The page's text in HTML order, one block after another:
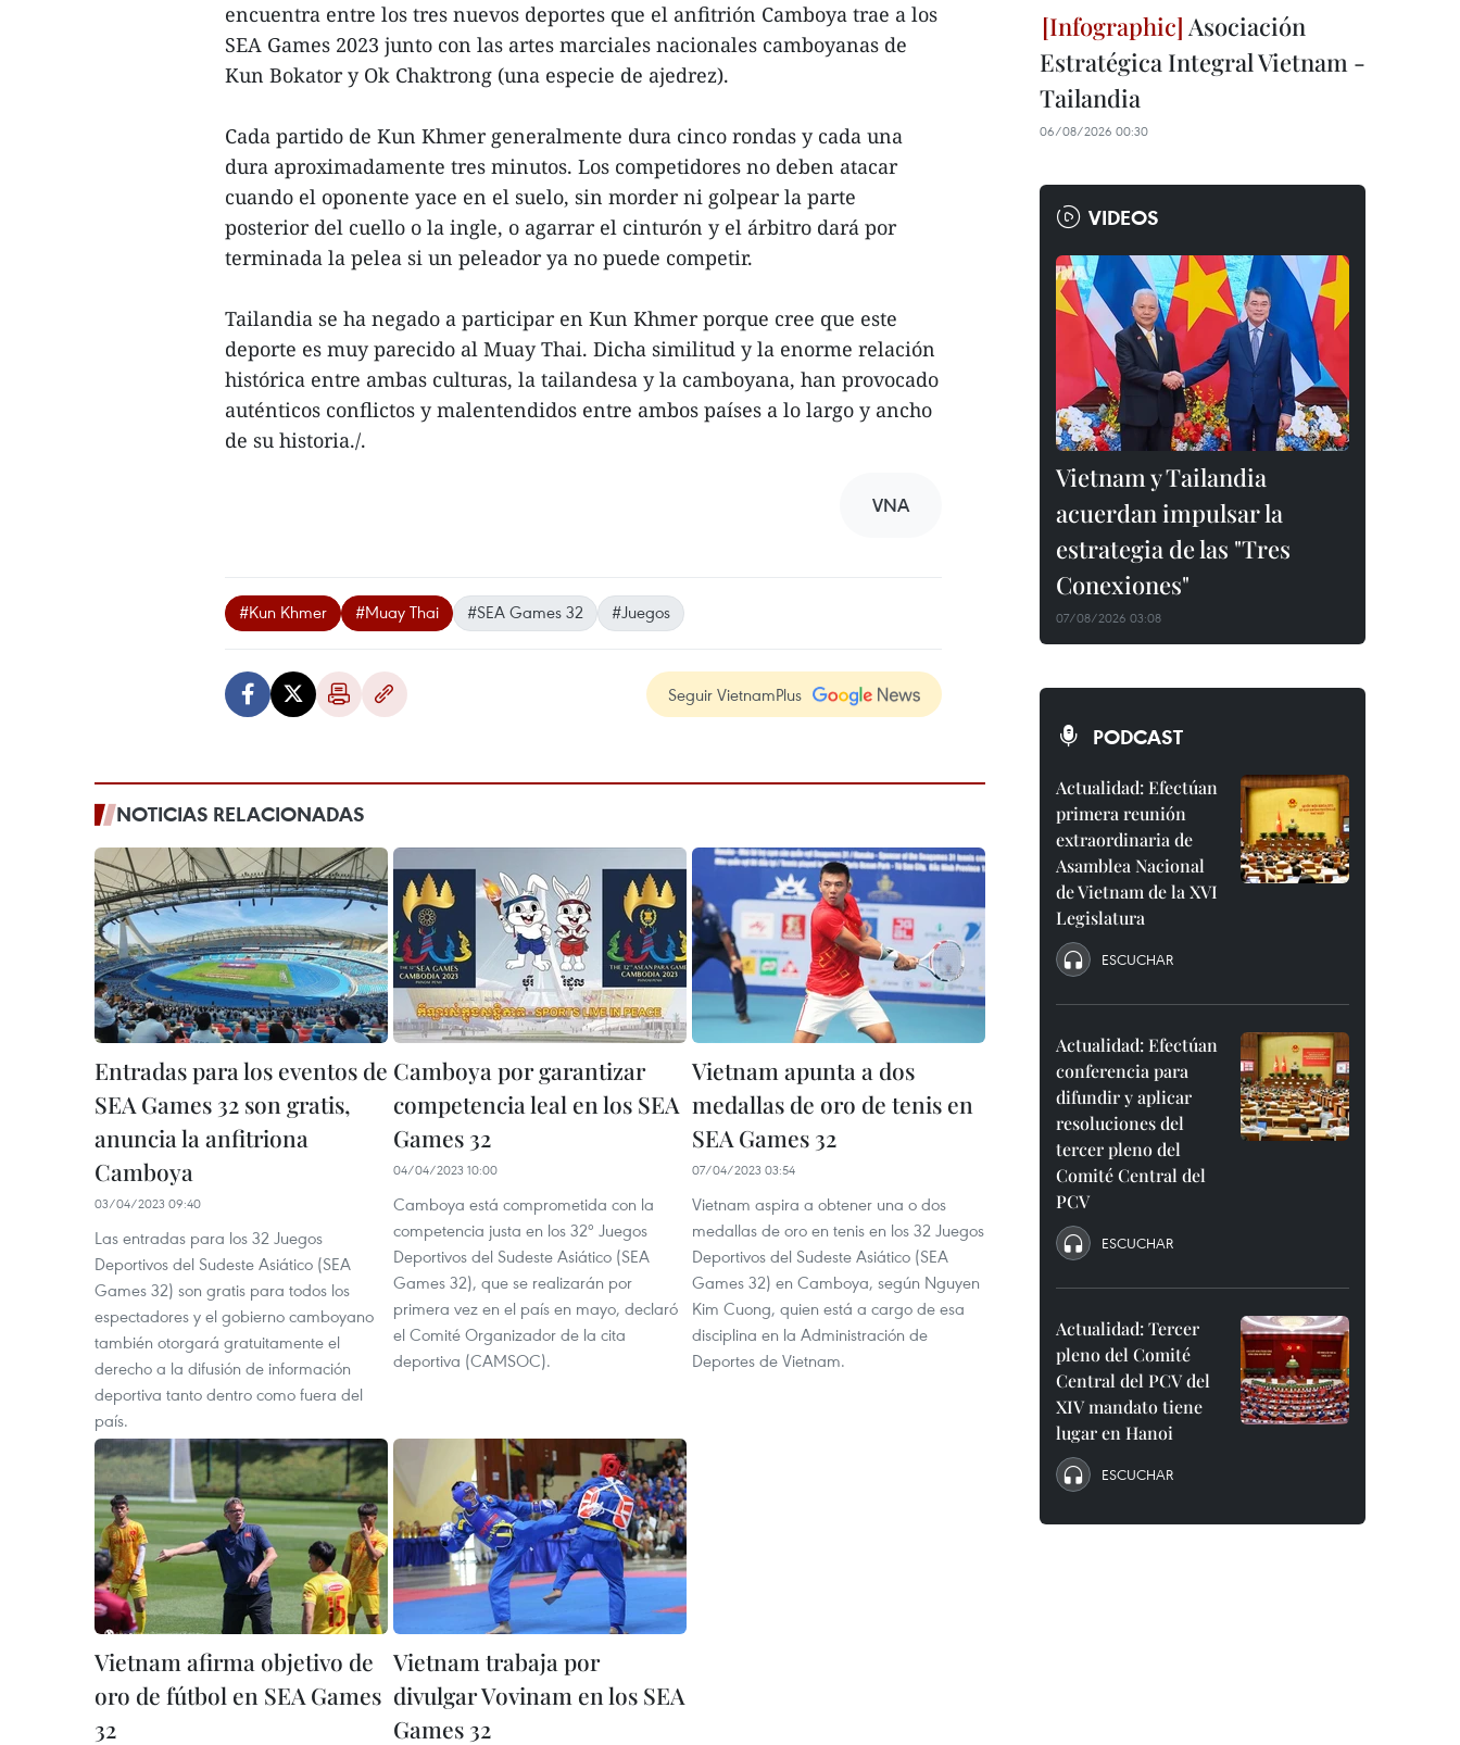
encuentra entre los tres nuevos deportes que el anfitrión Camboya trae a los
SEA Games 2023 junto con las artes marciales nacionales camboyanas de
Kun Bokator y Ok Chaktrong (una especie de ajedrez).
Cada partido de Kun Khmer generalmente dura cinco rondas y cada una
dura aproximadamente tres minutos. Los competidores no deben atacar
cuando el oponente yace en el suelo, sin morder ni golpear la parte
posterior del cuello o la ingle, o agarrar el cinturón y el árbitro dará por
terminada la pelea si un peleador ya no puede competir.
Tailandia se ha negado a participar en Kun Khmer porque cree que este
deporte es muy parecido al Muay Thai. Dicha similitud y la enorme relación
histórica entre ambas culturas, la tailandesa y la camboyana, han provocado
auténticos conflictos y malentendidos entre ambos países a lo largo y ancho
de su historia./.
VNA
#Kun Khmer #Muay Thai #SEA Games 32 #Juegos
Seguir VietnamPlus
NOTICIAS RELACIONADAS
Entradas para los eventos de
SEA Games 32 son gratis,
anuncia la anfitriona
Camboya
03/04/2023 09:40
Las entradas para los 32 Juegos
Deportivos del Sudeste Asiático (SEA
Games 32) son gratis para todos los
espectadores y el gobierno camboyano
también otorgará gratuitamente el
derecho a la difusión de información
deportiva tanto dentro como fuera del
país.
Camboya por garantizar
competencia leal en los SEA
Games 32
04/04/2023 10:00
Camboya está comprometida con la
competencia justa en los 32º Juegos
Deportivos del Sudeste Asiático (SEA
Games 32), que se realizarán por
primera vez en el país en mayo, declaró
el Comité Organizador de la cita
deportiva (CAMSOC).
Vietnam apunta a dos
medallas de oro de tenis en
SEA Games 32
07/04/2023 03:54
Vietnam aspira a obtener una o dos
medallas de oro en tenis en los 32 Juegos
Deportivos del Sudeste Asiático (SEA
Games 32) en Camboya, según Nguyen
Kim Cuong, quien está a cargo de esa
disciplina en la Administración de
Deportes de Vietnam.
Vietnam afirma objetivo de
oro de fútbol en SEA Games
32
Vietnam trabaja por
divulgar Vovinam en los SEA
Games 32
Asociación
Estratégica Integral Vietnam -
Tailandia
06/08/2026 00:30
VIDEOS
Vietnam y Tailandia
acuerdan impulsar la
estrategia de las "Tres
Conexiones"
07/08/2026 03:08
PODCAST
Actualidad: Efectúan
primera reunión
extraordinaria de
Asamblea Nacional
de Vietnam de la XVI
Legislatura
ESCUCHAR
Actualidad: Efectúan
conferencia para
difundir y aplicar
resoluciones del
tercer pleno del
Comité Central del
PCV
ESCUCHAR
Actualidad: Tercer
pleno del Comité
Central del PCV del
XIV mandato tiene
lugar en Hanoi
ESCUCHAR